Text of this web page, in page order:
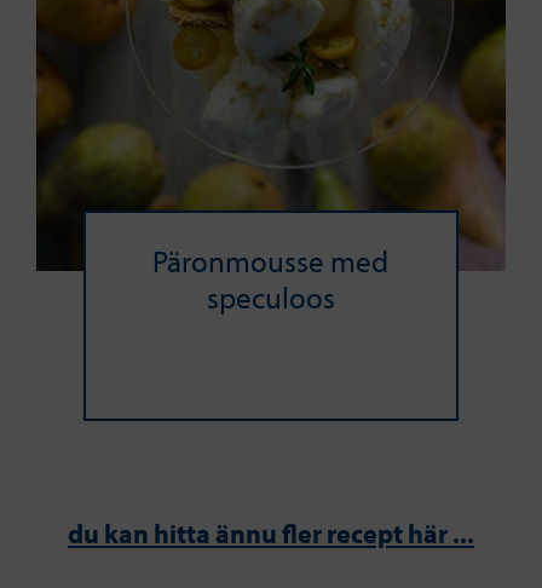
Päronmousse med
speculoos
du kan hitta ännu fler recept här ...